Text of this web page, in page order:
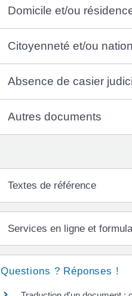
Domicile et/ou
Citoyenneté et/ou
Absence de casier
Autres documents
Textes de référence
Services en ligne et
Questions ? Réponses !